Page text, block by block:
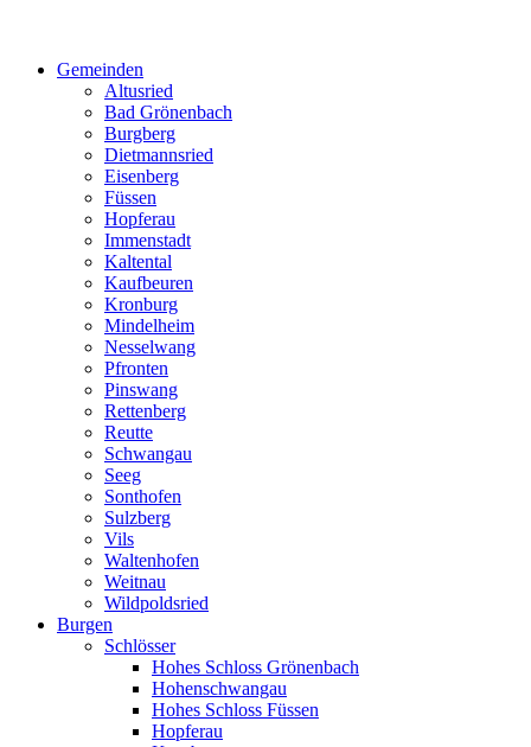
Gemeinden
Altusried
Bad Grönenbach
Burgberg
Dietmannsried
Eisenberg
Füssen
Hopferau
Immenstadt
Kaltental
Kaufbeuren
Kronburg
Mindelheim
Nesselwang
Pfronten
Pinswang
Rettenberg
Reutte
Schwangau
Seeg
Sonthofen
Sulzberg
Vils
Waltenhofen
Weitnau
Wildpoldsried
Burgen
Schlösser
Hohes Schloss Grönenbach
Hohenschwangau
Hohes Schloss Füssen
Hopferau